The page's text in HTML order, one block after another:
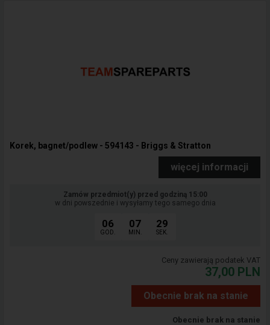
Korek, bagnet/podlew - 594143 - Briggs & Stratton
więcej informacji
Zamów przedmiot(y) przed godziną 15:00
w dni powszednie i wysyłamy tego samego dnia
06
GOD.
07
MIN.
29
SEK.
Ceny zawierają podatek VAT
37,00 PLN
Obecnie brak na stanie
Obecnie brak na stanie